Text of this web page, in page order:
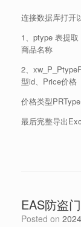
连接数据库打开
1、ptype 表提
商品名称
2、
型id、Price价格
价格类型
最后完整导出
EAS防盗
Posted on